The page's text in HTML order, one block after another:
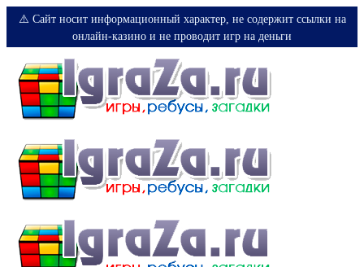
⚠️ Сайт носит информационный характер, не содержит ссылки на
онлайн-казино и не проводит игр на деньги